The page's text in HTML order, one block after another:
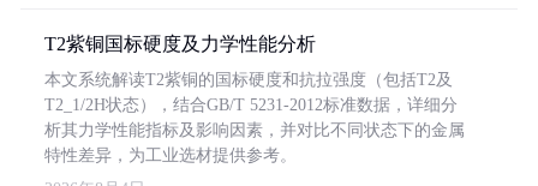
T2紫铜国标硬度及力学性能分析
本文系统解读T2紫铜的国标硬度和抗拉强度（包括T2及
T2_1/2H状态），结合GB/T 5231-2012标准数据，详细分
析其力学性能指标及影响因素，并对比不同状态下的金属
特性差异，为工业选材提供参考。